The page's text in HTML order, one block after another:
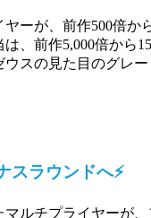
ーが、前作500倍か
、前作5,000倍から
ウスの見た目のグレ
スラウンドへ⚡
マルチプライヤーが